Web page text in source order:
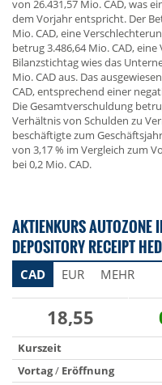
von 26.431,57 Mio. CAD, was
dem Vorjahr entspricht. Der
Mio. CAD, eine
betrug 3.486,64 Mio. CAD,
Bilanzstichtag wies das
Mio. CAD aus. Das
CAD, entsprechend einer
Die Gesamtverschuldung
Verhältnis von Schulden zu
beschäftigte zum
von 3,17 % im Vergleich zum
bei 0,2 Mio. CAD.
AKTIENKURS AUTOZONE
DEPOSITORY RECEIPT
CAD EUR MEHR
18,55
Kurszeit
Vortag/ Eröffnung